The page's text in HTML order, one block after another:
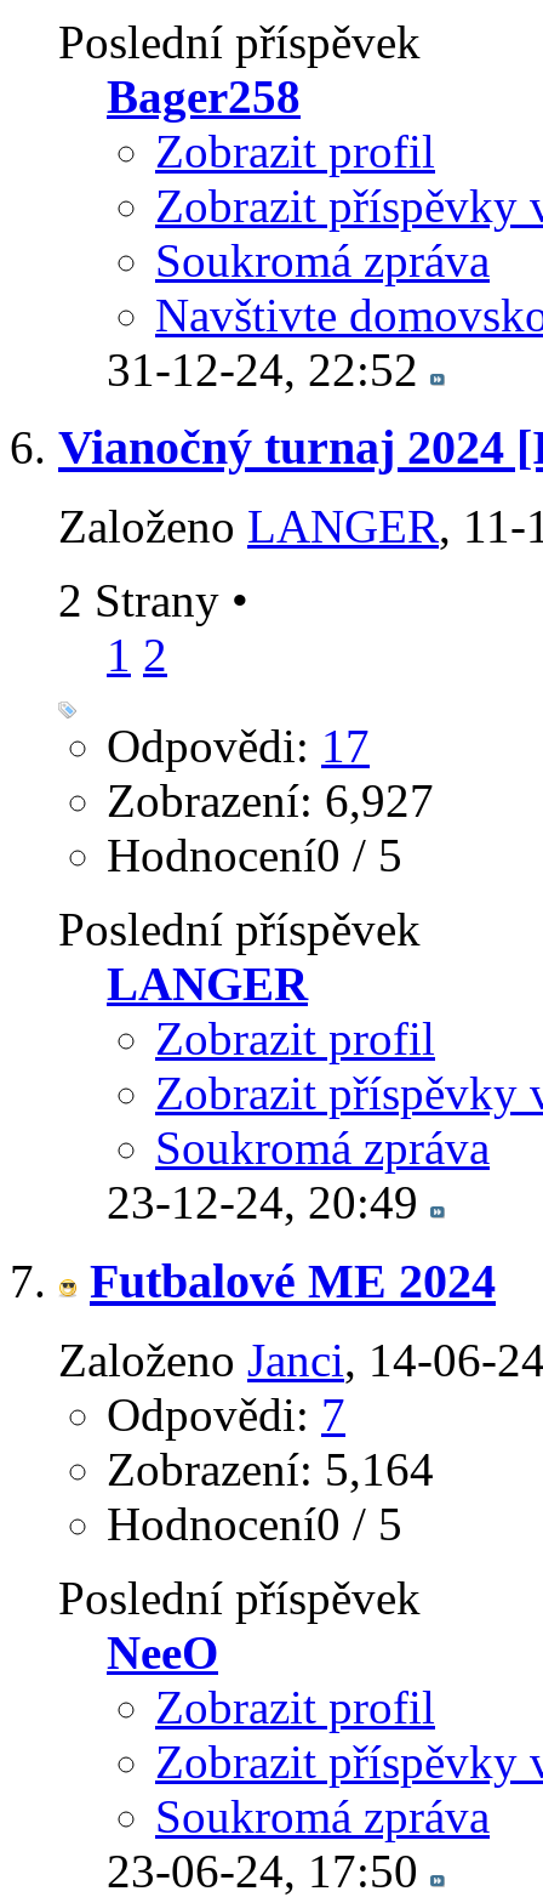
Poslední příspěvek
Bager258
Zobrazit profil
Zobrazit příspěvky
Soukromá zpráva
Navštivte
31-12-24, 22:52
Vianočný turnaj 2024
Založeno LANGER‎, 11-
2 Strany •
1 2
Odpovědi: 17
Zobrazení: 6,927
Hodnocení0 / 5
Poslední příspěvek
LANGER
Zobrazit profil
Zobrazit příspěvky
Soukromá zpráva
23-12-24, 20:49
Futbalové ME 2024
Založeno Janci‎, 14-06-
Odpovědi: 7
Zobrazení: 5,164
Hodnocení0 / 5
Poslední příspěvek
NeeO
Zobrazit profil
Zobrazit příspěvky
Soukromá zpráva
23-06-24, 17:50